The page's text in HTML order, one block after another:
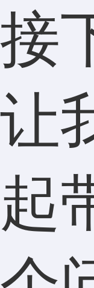
接
让
起